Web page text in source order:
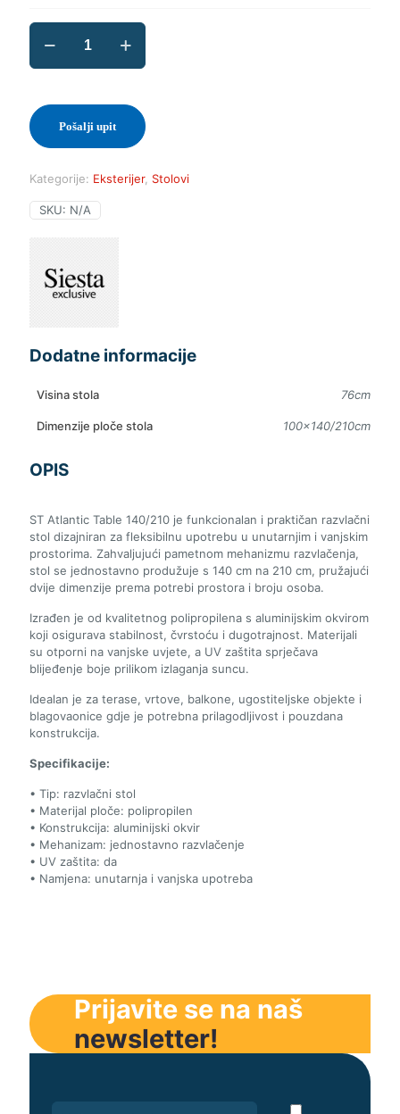
ST
Atlantic
Table
Pošalji upit
Kategorije: Eksterijer, Stolovi
SKU: N/A
Dodatne informacije
Visina stola 76cm
Dimenzije ploče stola 100×140/210cm
OPIS
ST Atlantic Table 140/210 je funkcionalan i praktičan razvlačni
stol dizajniran za fleksibilnu upotrebu u unutarnjim i vanjskim
prostorima. Zahvaljujući pametnom mehanizmu razvlačenja,
stol se jednostavno produžuje s 140 cm na 210 cm, pružajući
dvije dimenzije prema potrebi prostora i broju osoba.
Izrađen je od kvalitetnog polipropilena s aluminijskim okvirom
koji osigurava stabilnost, čvrstoću i dugotrajnost. Materijali
su otporni na vanjske uvjete, a UV zaštita sprječava
blijeđenje boje prilikom izlaganja suncu.
Idealan je za terase, vrtove, balkone, ugostiteljske objekte i
blagovaonice gdje je potrebna prilagodljivost i pouzdana
konstrukcija.
Specifikacije:
• Tip: razvlačni stol
• Materijal ploče: polipropilen
• Konstrukcija: aluminijski okvir
• Mehanizam: jednostavno razvlačenje
• UV zaštita: da
• Namjena: unutarnja i vanjska upotreba
Prijavite se na naš
newsletter!